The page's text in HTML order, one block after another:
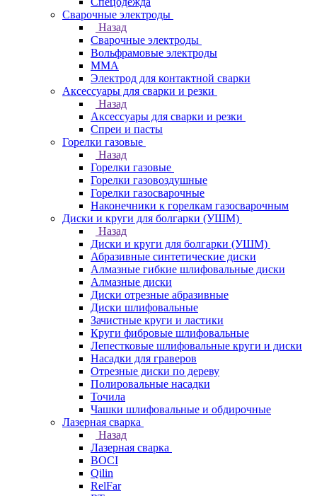
Сварочные электроды
Назад
Сварочные электроды
Вольфрамовые электроды
ММА
Электрод для контактной сварки
Аксессуары для сварки и резки
Назад
Аксессуары для сварки и резки
Спреи и пасты
Горелки газовые
Назад
Горелки газовые
Горелки газовоздушные
Горелки газосварочные
Наконечники к горелкам газосварочным
Диски и круги для болгарки (УШМ)
Назад
Диски и круги для болгарки (УШМ)
Абразивные синтетические диски
Алмазные гибкие шлифовальные диски
Алмазные диски
Диски отрезные абразивные
Диски шлифовальные
Зачистные круги и ластики
Круги фибровые шлифовальные
Лепестковые шлифовальные круги и диски
Насадки для граверов
Отрезные диски по дереву
Полировальные насадки
Точила
Чашки шлифовальные и обдирочные
Лазерная сварка
Назад
Лазерная сварка
BOCI
Qilin
RelFar